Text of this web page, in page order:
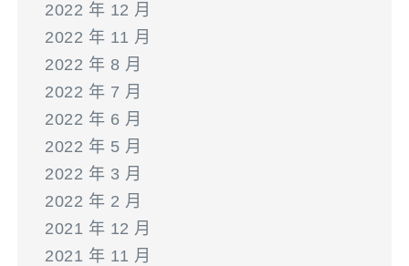
2022 年 12 月
2022 年 11 月
2022 年 8 月
2022 年 7 月
2022 年 6 月
2022 年 5 月
2022 年 3 月
2022 年 2 月
2021 年 12 月
2021 年 11 月